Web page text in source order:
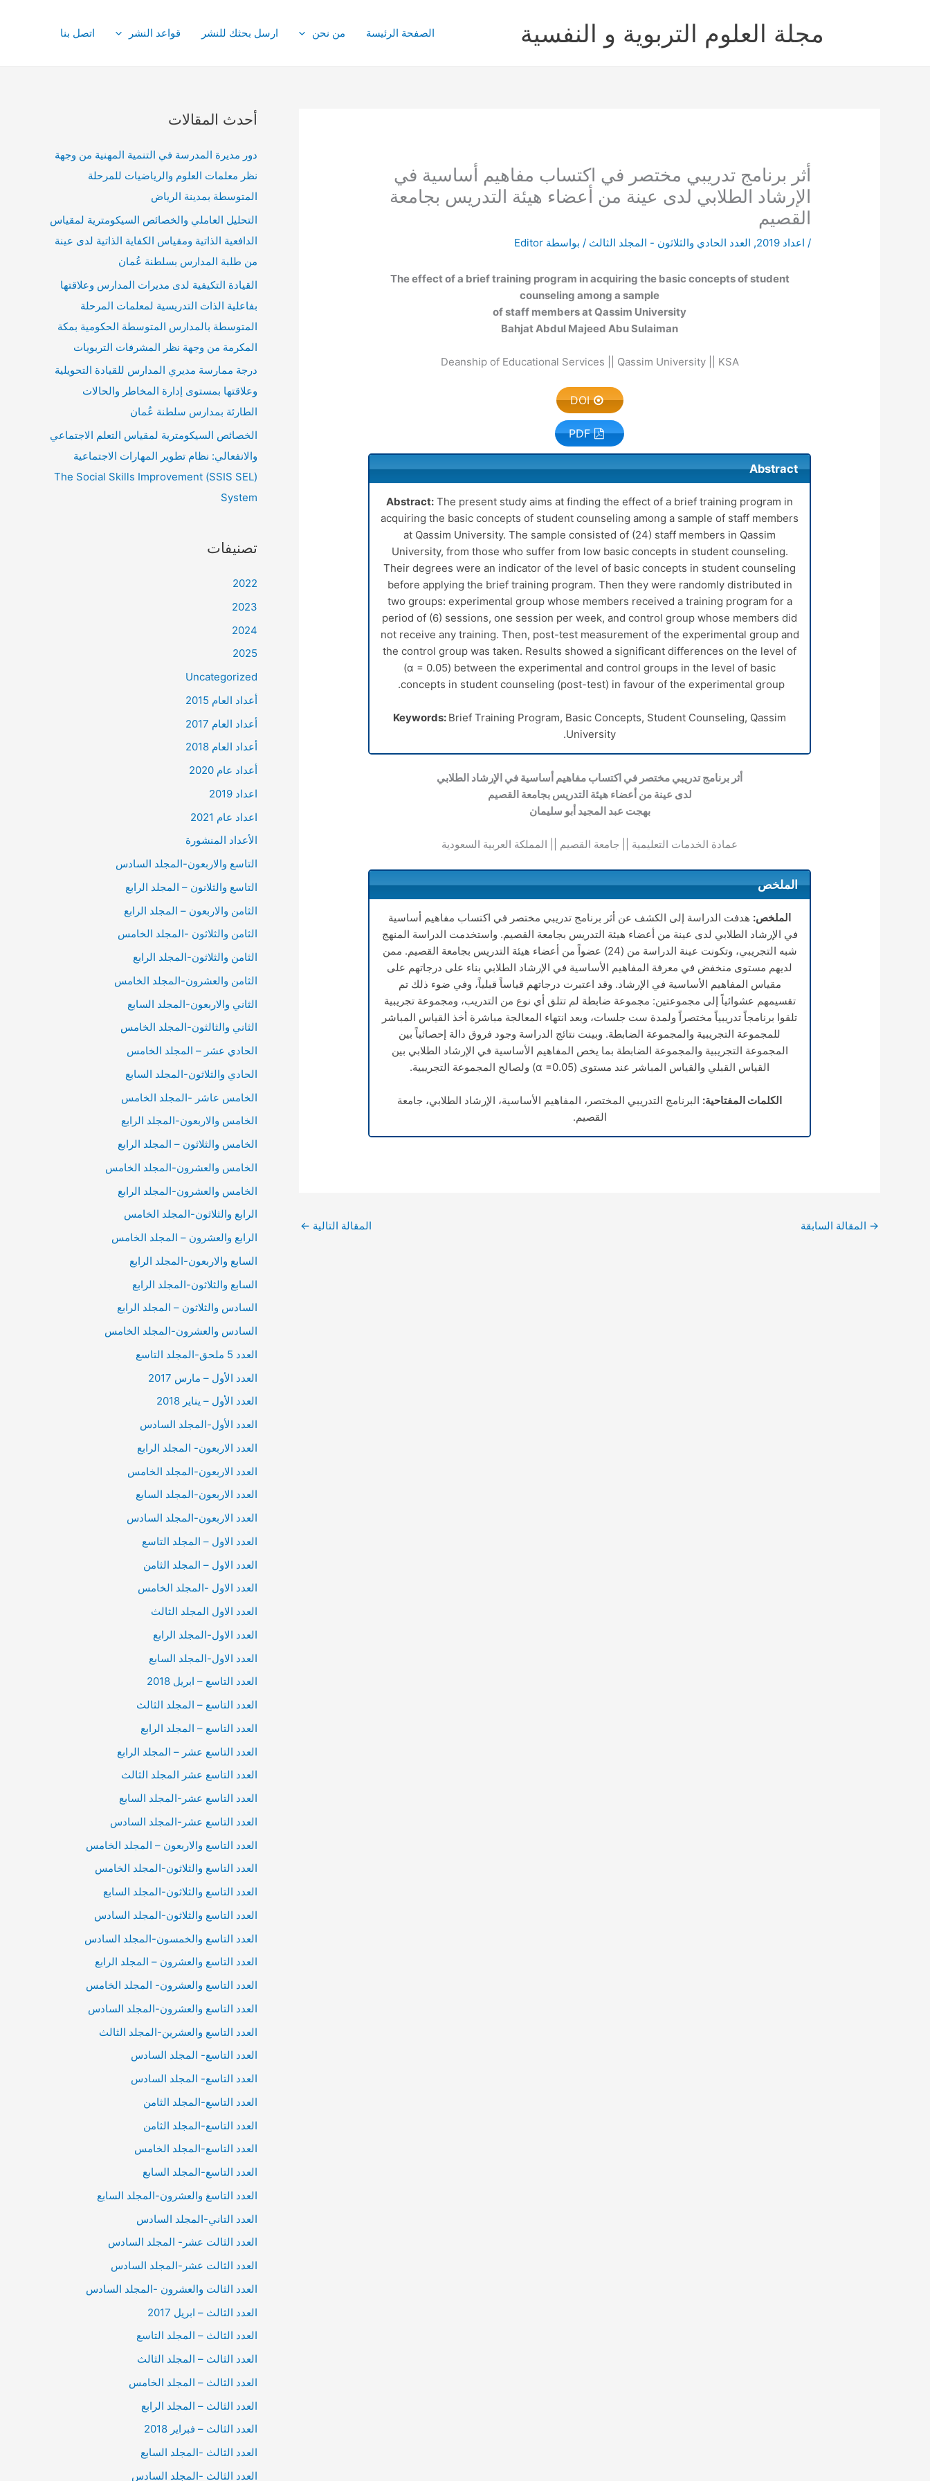
مجلة العلوم التربوية و النفسية الصفحة الرئيسة من نحن ارسل بحثك للنشر قواعد النشر اتصل بنا
أثر برنامج تدريبي مختصر في اكتساب مفاهيم أساسية في
الإرشاد الطلابي لدى عينة من أعضاء هيئة التدريس بجامعة
القصيم
/ اعداد 2019 , العدد الحادي والثلاثون - المجلد الثالث / بواسطة Editor
The effect of a brief training program in acquiring the basic concepts of student
counseling among a sample
of staff members at Qassim University
Bahjat Abdul Majeed Abu Sulaiman
Deanship of Educational Services || Qassim University || KSA
DOI
PDF
Abstract
Abstract: The present study aims at finding the effect of a brief training program in
acquiring the basic concepts of student counseling among a sample of staff members
at Qassim University. The sample consisted of (24) staff members in Qassim
University, from those who suffer from low basic concepts in student counseling.
Their degrees were an indicator of the level of basic concepts in student counseling
before applying the brief training program. Then they were randomly distributed in
two groups: experimental group whose members received a training program for a
period of (6) sessions, one session per week, and control group whose members did
not receive any training. Then, post-test measurement of the experimental group and
the control group was taken. Results showed a significant differences on the level of
(α = 0.05) between the experimental and control groups in the level of basic
concepts in student counseling (post-test) in favour of the experimental group.
Keywords: Brief Training Program, Basic Concepts, Student Counseling, Qassim
University.
أثر برنامج تدريبي مختصر في اكتساب مفاهيم أساسية في الإرشاد الطلابي
لدى عينة من أعضاء هيئة التدريس بجامعة القصيم
بهجت عبد المجيد أبو سليمان
عمادة الخدمات التعليمية || جامعة القصيم || المملكة العربية السعودية
الملخص
الملخص: هدفت الدراسة إلى الكشف عن أثر برنامج تدريبي مختصر في اكتساب مفاهيم أساسية
في الإرشاد الطلابي لدى عينة من أعضاء هيئة التدريس بجامعة القصيم. واستخدمت الدراسة المنهج
شبه التجريبي، وتكونت عينة الدراسة من (24) عضواً من أعضاء هيئة التدريس بجامعة القصيم. ممن
لديهم مستوى منخفض في معرفة المفاهيم الأساسية في الإرشاد الطلابي بناء على درجاتهم على
مقياس المفاهيم الأساسية في الإرشاد. وقد اعتبرت درجاتهم قياساً قبلياً، وفي ضوء ذلك تم
تقسيمهم عشوائياً إلى مجموعتين: مجموعة ضابطة لم تتلق أي نوع من التدريب، ومجموعة تجريبية
تلقوا برنامجاً تدريبياً مختصراً ولمدة ست جلسات، وبعد انتهاء المعالجة مباشرة أخذ القياس المباشر
للمجموعة التجريبية والمجموعة الضابطة. وبينت نتائج الدراسة وجود فروق دالة إحصائياً بين
المجموعة التجريبية والمجموعة الضابطة بما يخص المفاهيم الأساسية في الإرشاد الطلابي بين
القياس القبلي والقياس المباشر عند مستوى (
α =0.05) ولصالح المجموعة التجريبية.
الكلمات المفتاحية: البرنامج التدريبي المختصر، المفاهيم الأساسية، الإرشاد الطلابي، جامعة
القصيم.
→ المقالة السابقة المقالة التالية ←
أحدث المقالات
دور مديرة المدرسة في التنمية المهنية من وجهة
نظر معلمات العلوم والرياضيات للمرحلة
المتوسطة بمدينة الرياض
التحليل العاملي والخصائص السيكومترية لمقياس
الدافعية الذاتية ومقياس الكفاية الذاتية لدى عينة
من طلبة المدارس بسلطنة عُمان
القيادة التكيفية لدى مديرات المدارس وعلاقتها
بفاعلية الذات التدريسية لمعلمات المرحلة
المتوسطة بالمدارس المتوسطة الحكومية بمكة
المكرمة من وجهة نظر المشرفات التربويات
درجة ممارسة مديري المدارس للقيادة التحويلية
وعلاقتها بمستوى إدارة المخاطر والحالات
الطارئة بمدارس سلطنة عُمان
الخصائص السيكومترية لمقياس التعلم الاجتماعي
والانفعالي: نظام تطوير المهارات الاجتماعية
(SSIS SEL) The Social Skills Improvement
System
تصنيفات
2022
2023
2024
2025
Uncategorized
أعداد العام 2015
أعداد العام 2017
أعداد العام 2018
أعداد عام 2020
اعداد 2019
اعداد عام 2021
الأعداد المنشورة
التاسع والاربعون-المجلد السادس
التاسع والثلانون – المجلد الرابع
الثامن والاربعون – المجلد الرابع
الثامن والثلاثون -المجلد الخامس
الثامن والثلاثون-المجلد الرابع
الثامن والعشرون-المجلد الخامس
الثاني والاربعون-المجلد السابع
الثاني والثالثون-المجلد الخامس
الحادي عشر – المجلد الخامس
الحادي والثلاثون-المجلد السابع
الخامس عاشر -المجلد الخامس
الخامس والاربعون-المجلد الرابع
الخامس والثلاثون – المجلد الرابع
الخامس والعشرون-المجلد الخامس
الخامس والعشرون-المجلد الرابع
الرابع والثلاثون-المجلد الخامس
الرابع والعشرون – المجلد الخامس
السابع والاربعون-المجلد الرابع
السابع والثلاثون-المجلد الرابع
السادس والثلاثون – المجلد الرابع
السادس والعشرون-المجلد الخامس
العدد 5 ملحق-المجلد التاسع
العدد الأول – مارس 2017
العدد الأول – يناير 2018
العدد الأول-المجلد السادس
العدد الاربعون- المجلد الرابع
العدد الاربعون-المجلد الخامس
العدد الاربعون-المجلد السابع
العدد الاربعون-المجلد السادس
العدد الاول – المجلد التاسع
العدد الاول – المجلد الثامن
العدد الاول -المجلد الخامس
العدد الاول المجلد الثالث
العدد الاول-المجلد الرابع
العدد الاول-المجلد السابع
العدد التاسع – ابريل 2018
العدد التاسع – المجلد الثالث
العدد التاسع – المجلد الرابع
العدد التاسع عشر – المجلد الرابع
العدد التاسع عشر المجلد الثالث
العدد التاسع عشر-المجلد السابع
العدد التاسع عشر-المجلد السادس
العدد التاسع والاربعون – المجلد الخامس
العدد التاسع والثلاثون-المجلد الخامس
العدد التاسع والثلاثون-المجلد السابع
العدد التاسع والثلاثون-المجلد السادس
العدد التاسع والخمسون-المجلد السادس
العدد التاسع والعشرون – المجلد الرابع
العدد التاسع والعشرون- المجلد الخامس
العدد التاسع والعشرون-المجلد السادس
العدد التاسع والعشرين-المجلد الثالث
العدد التاسع- المجلد السادس
العدد التاسع- المجلد السادس
العدد التاسع-المجلد الثامن
العدد التاسع-المجلد الثامن
العدد التاسع-المجلد الخامس
العدد التاسع-المجلد السابع
العدد التاسغ والعشرون-المجلد السابع
العدد التاني-المجلد السادس
العدد الثالت عشر- المجلد السادس
العدد الثالت عشر-المجلد السادس
العدد الثالت والعشرون -المجلد السادس
العدد الثالث – ابريل 2017
العدد الثالث – المجلد التاسع
العدد الثالث – المجلد الثالث
العدد الثالث – المجلد الخامس
العدد الثالث – المجلد الرابع
العدد الثالث – فبراير 2018
العدد الثالث -المجلد السابع
العدد الثالث -المجلد السادس